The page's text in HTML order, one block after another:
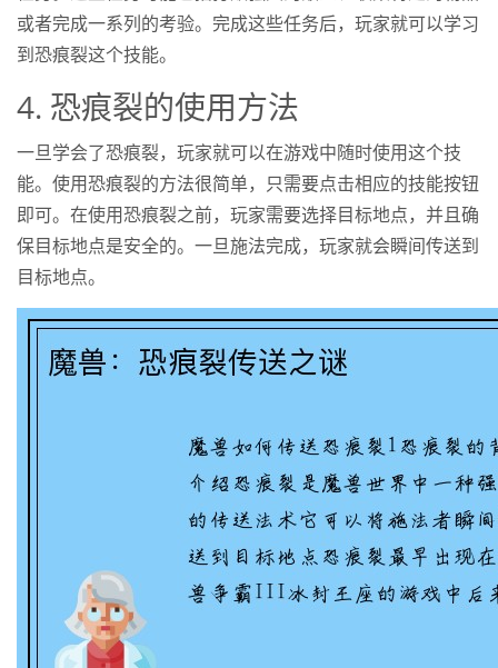
或者完成一系列的考验。完成这些任务后，玩家就可以学习
到恐痕裂这个技能。
4. 恐痕裂的使用方法
一旦学会了恐痕裂，玩家就可以在游戏中随时使用这个技
能。使用恐痕裂的方法很简单，只需要点击相应的技能按钮
即可。在使用恐痕裂之前，玩家需要选择目标地点，并且确
保目标地点是安全的。一旦施法完成，玩家就会瞬间传送到
目标地点。